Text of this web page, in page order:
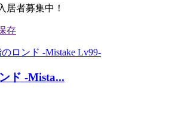
居者募集中！
ド -Mista...